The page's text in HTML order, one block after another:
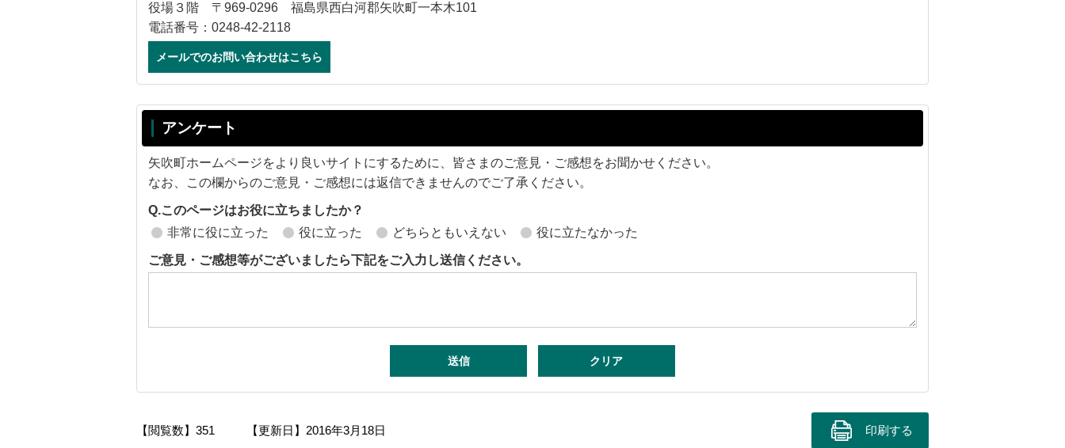
役場３階 〒969-0296 福島県西白河郡矢吹町一本木101
電話番号：0248-42-2118
メールでのお問い合わせはこちら
アンケート
矢吹町ホームページをより良いサイトにするために、皆さまのご意見・ご感想をお聞かせください。
なお、この欄からのご意見・ご感想には返信できませんのでご了承ください。
Q.このページはお役に立ちましたか？
非常に役に立った
役に立った どちらともいえない 役に立たなかった
ご意見・ご感想等がございましたら下記をご入力し送信ください。
【閲覧数】 351 【更新日】 2016年3月18日 印刷する